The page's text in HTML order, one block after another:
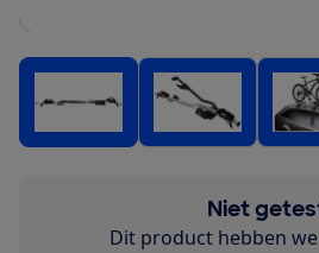
Niet
Dit product hebben